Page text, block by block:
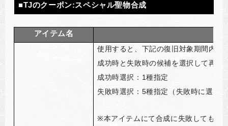
■TJのクーポン:スペシャル聖物合成
アイテム名
使用すると、下記の復旧対象期間内に
成功時と失敗時の候補を選択して再挑
成功時選択：1種指定
失敗時選択：5種指定（失敗時に選択
※本アイテムにて合成に失敗しても合